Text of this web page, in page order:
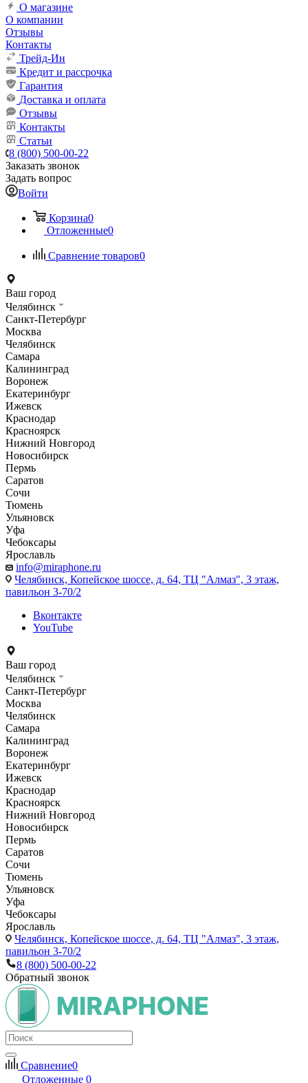
О магазине
О компании
Отзывы
Контакты
Трейд-Ин
Кредит и рассрочка
Гарантия
Доставка и оплата
Отзывы
Контакты
Статьи
8 (800) 500-00-22
Заказать звонок
Задать вопрос
Войти
Корзина0
Отложенные0
Сравнение товаров0
Ваш город
Челябинск
Санкт-Петербург
Москва
Челябинск
Самара
Калининград
Воронеж
Екатеринбург
Ижевск
Краснодар
Красноярск
Нижний Новгород
Новосибирск
Пермь
Саратов
Сочи
Тюмень
Ульяновск
Уфа
Чебоксары
Ярославль
info@miraphone.ru
Челябинск, Копейское шоссе, д. 64, ТЦ "Алмаз", 3 этаж,
павильон 3-70/2
Вконтакте
YouTube
Ваш город
Челябинск
Санкт-Петербург
Москва
Челябинск
Самара
Калининград
Воронеж
Екатеринбург
Ижевск
Краснодар
Красноярск
Нижний Новгород
Новосибирск
Пермь
Саратов
Сочи
Тюмень
Ульяновск
Уфа
Чебоксары
Ярославль
Челябинск, Копейское шоссе, д. 64, ТЦ "Алмаз", 3 этаж,
павильон 3-70/2
8 (800) 500-00-22
Обратный звонок
Сравнение0
Отложенные 0